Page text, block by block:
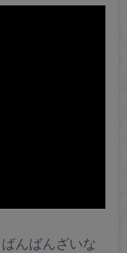
んばんざいな